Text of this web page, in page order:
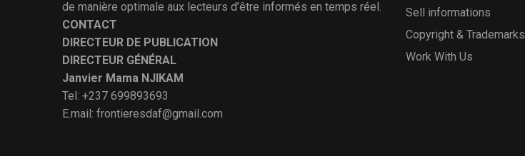
de manière optimale aux lecteurs d’être informés en temps réel.
CONTACT
DIRECTEUR DE PUBLICATION
DIRECTEUR GÉNÉRAL
Janvier Mama NJIKAM
Tel: +237 699893693
E.mail: frontieresdaf@gmail.com
Sell informations
Copyright & Trademarks
Work With Us